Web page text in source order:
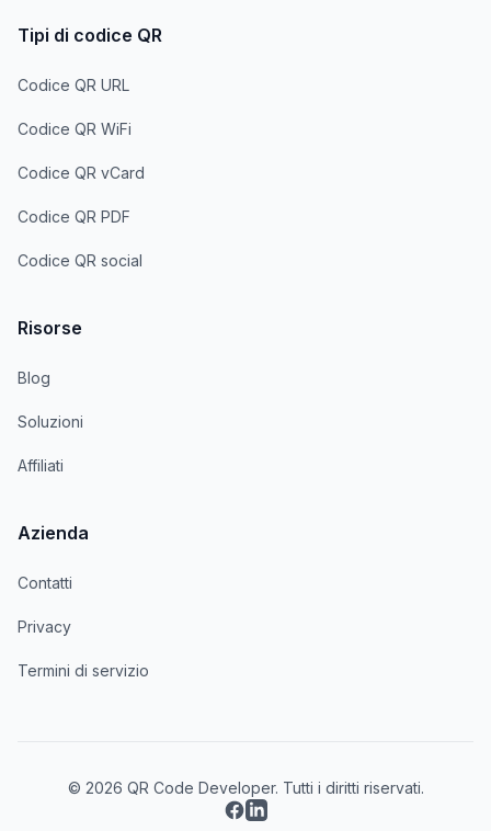
Tipi di codice QR
Codice QR URL
Codice QR WiFi
Codice QR vCard
Codice QR PDF
Codice QR social
Risorse
Blog
Soluzioni
Affiliati
Azienda
Contatti
Privacy
Termini di servizio
© 2026 QR Code Developer. Tutti i diritti riservati.